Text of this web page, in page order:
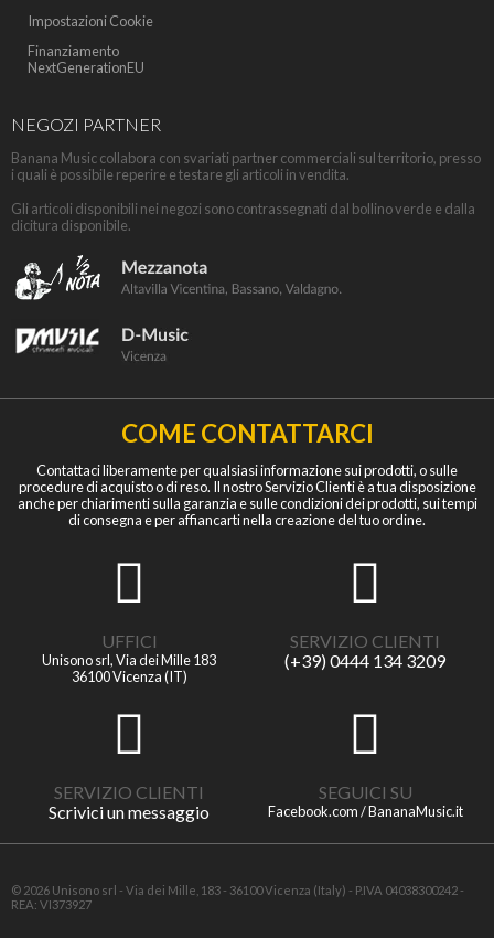
Impostazioni Cookie
Finanziamento
NextGenerationEU
NEGOZI PARTNER
Banana Music collabora con svariati partner commerciali sul territorio, presso
i quali è possibile reperire e testare gli articoli in vendita.
Gli articoli disponibili nei negozi sono contrassegnati dal bollino verde e dalla
dicitura disponibile.
COME CONTATTARCI
Contattaci liberamente per qualsiasi informazione sui prodotti, o sulle
procedure di acquisto o di reso. Il nostro Servizio Clienti è a tua disposizione
anche per chiarimenti sulla garanzia e sulle condizioni dei prodotti, sui tempi
di consegna e per affiancarti nella creazione del tuo ordine.
UFFICI
Unisono srl, Via dei Mille 183
36100 Vicenza (IT)
SERVIZIO CLIENTI
(+39) 0444 134 3209
SERVIZIO CLIENTI
Scrivici un messaggio
SEGUICI SU
Facebook.com / BananaMusic.it
© 2026 Unisono srl - Via dei Mille, 183 - 36100 Vicenza (Italy) - P.IVA 04038300242 -
REA: VI373927